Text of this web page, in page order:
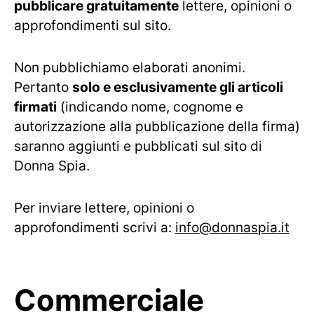
pubblicare gratuitamente lettere, opinioni o
approfondimenti sul sito.
Non pubblichiamo elaborati anonimi.
Pertanto solo e esclusivamente gli articoli
firmati (indicando nome, cognome e
autorizzazione alla pubblicazione della firma)
saranno aggiunti e pubblicati sul sito di
Donna Spia.
Per inviare lettere, opinioni o
approfondimenti scrivi a: info@donnaspia.it
Commerciale